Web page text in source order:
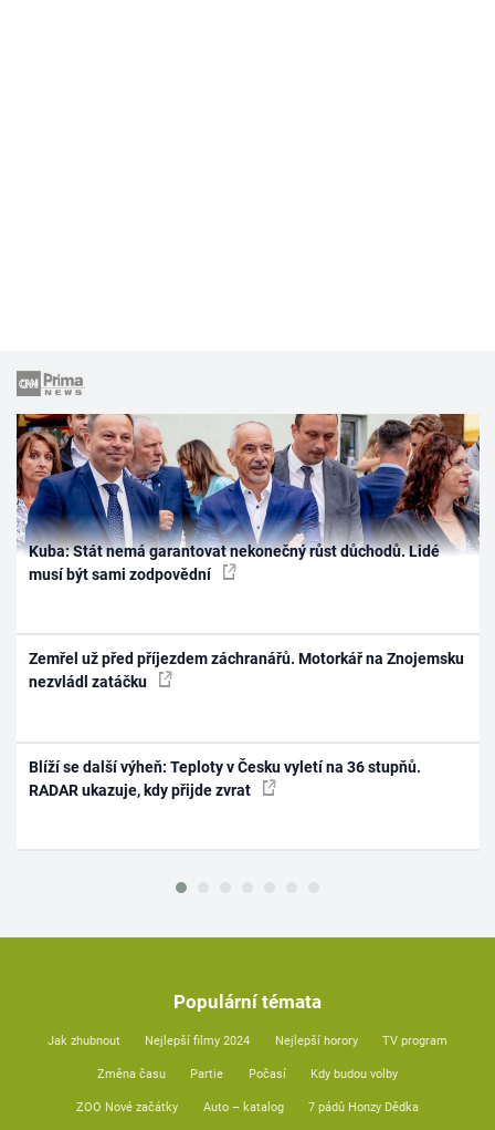
Kuba: Stát nemá garantovat nekonečný růst důchodů. Lidé
musí být sami zodpovědní
Zemřel už před příjezdem záchranářů. Motorkář na Znojemsku
nezvládl zatáčku
Blíží se další výheň: Teploty v Česku vyletí na 36 stupňů.
RADAR ukazuje, kdy přijde zvrat
Populární témata
Jak zhubnout Nejlepší filmy 2024 Nejlepší horory TV program
Změna času Partie Počasí Kdy budou volby
ZOO Nové začátky Auto – katalog 7 pádů Honzy Dědka